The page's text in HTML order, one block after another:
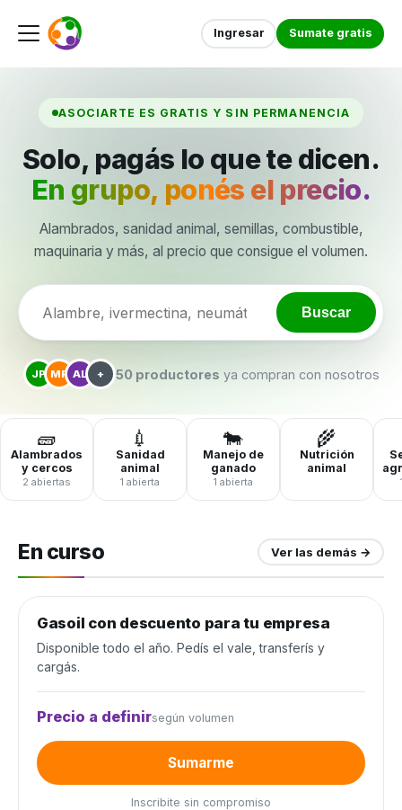
Ingresar Sumate gratis
ASOCIARTE ES GRATIS Y SIN PERMANENCIA
Solo, pagás lo que te dicen.
En grupo, ponés el precio.
Alambrados, sanidad animal, semillas, combustible,
maquinaria y más, al precio que consigue el volumen.
Buscar
JP MR AL + 50 productores ya compran con nosotros
🧱
Alambrados
y cercos
2 abiertas
💉
Sanidad
animal
1 abierta
🐄
Manejo de
ganado
1 abierta
🌾
Nutrición
animal
En curso Ver las demás →
Combustible y lubricantes
Gasoil con descuento para tu empresa
Disponible todo el año. Pedís el vale, transferís y
cargás.
Precio a definirsegún volumen
Sumarme
Inscribite sin compromiso